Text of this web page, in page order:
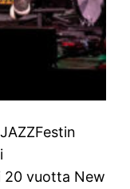
20 vuotta New